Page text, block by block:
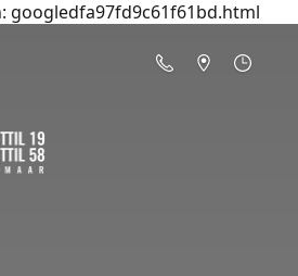
googledfa97fd9c61f61bd.html